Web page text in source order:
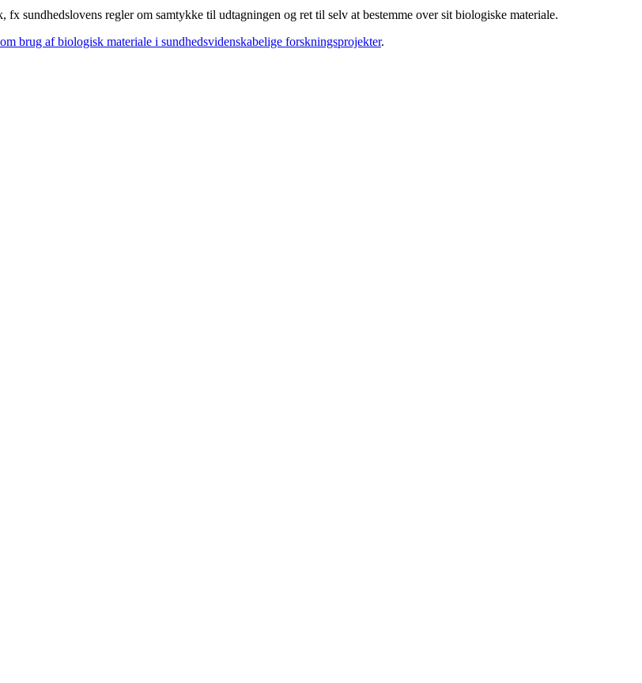
sundhedslovens regler om samtykke til udtagningen og ret til selv at bestemme over sit biologiske materiale.
brug af biologisk materiale i sundhedsvidenskabelige forskningsprojekter.